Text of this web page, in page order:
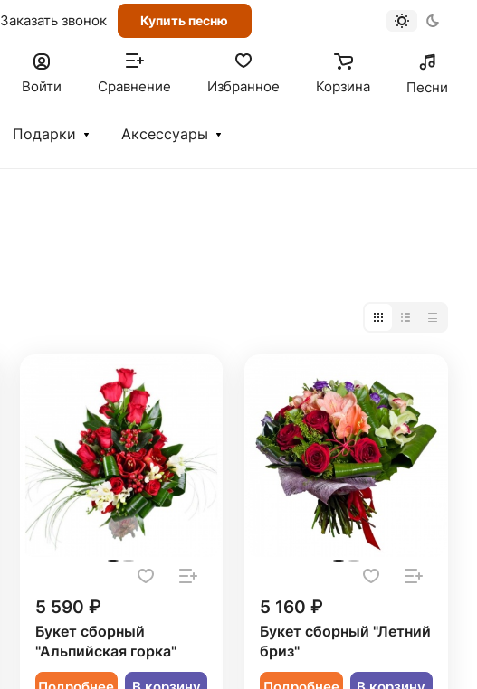
Заказать звонок Купить песню
Войти Сравнение Избранное Корзина Песни
Подарки Аксессуары
5 590 ₽
Букет сборный
"Альпийская горка"
5 160 ₽
Букет сборный "Летний
бриз"